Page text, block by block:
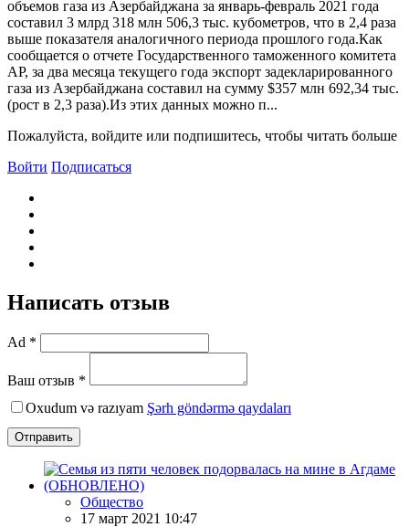
объемов газа из Азербайджана за январь-февраль 2021 года
составил 3 млрд 318 млн 506,3 тыс. кубометров, что в 2,4 раза
выше показателя аналогичного периода прошлого года.Как
сообщается о отчете Государственного таможенного комитета
АР, за два месяца текущего года экспорт задекларированного
газа из Азербайджана составил на сумму $357 млн 692,34 тыс.
(рост в 2,3 раза).Из этих данных можно п...
Пожалуйста, войдите или подпишитесь, чтобы читать больше
Войти Подписаться
Написать отзыв
Ad *
Ваш отзыв *
Oxudum və razıyam Şərh göndərmə qaydaları
Отправить
Общество
17 март 2021 10:47